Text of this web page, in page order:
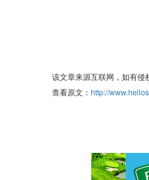
该文章来源互联网，如有侵
查看原文： http://